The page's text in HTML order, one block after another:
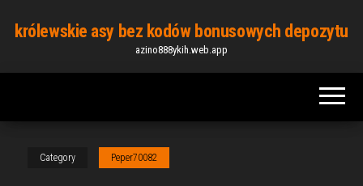
content
królewskie asy bez kodów bonusowych depozytu
azino888ykih.web.app
Category Peper70082